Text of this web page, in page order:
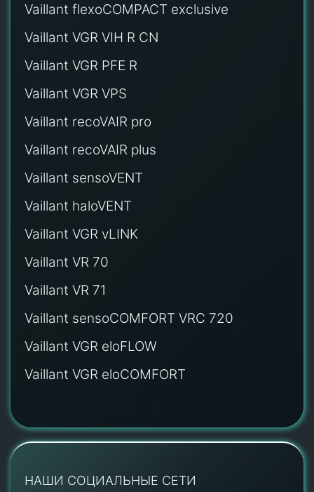
Vaillant flexoCOMPACT exclusive
Vaillant VGR VIH R CN
Vaillant VGR PFE R
Vaillant VGR VPS
Vaillant recoVAIR pro
Vaillant recoVAIR plus
Vaillant sensoVENT
Vaillant haloVENT
Vaillant VGR vLINK
Vaillant VR 70
Vaillant VR 71
Vaillant sensoCOMFORT VRC 720
Vaillant VGR eloFLOW
Vaillant VGR eloCOMFORT
НАШИ СОЦИАЛЬНЫЕ СЕТИ